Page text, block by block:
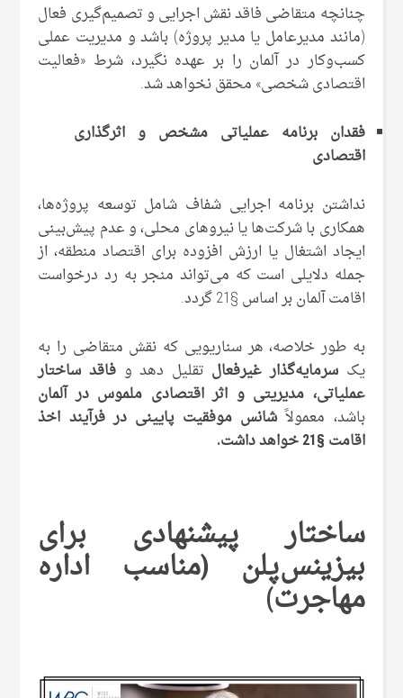
چنانچه متقاضی فاقد نقش اجرایی و تصمیم‌گیری فعال
(مانند مدیرعامل یا مدیر پروژه) باشد و مدیریت عملی
کسب‌وکار در آلمان را بر عهده نگیرد، شرط «فعالیت
اقتصادی شخصی» محقق نخواهد شد.
فقدان برنامه عملیاتی مشخص و اثرگذاری
اقتصادی
نداشتن برنامه اجرایی شفاف شامل توسعه پروژه‌ها،
همکاری با شرکت‌ها یا نیروهای محلی، و عدم پیش‌بینی
ایجاد اشتغال یا ارزش افزوده برای اقتصاد منطقه، از
جمله دلایلی است که می‌تواند منجر به رد درخواست
اقامت آلمان بر اساس §21 گردد.
به ‌طور خلاصه، هر سناریویی که نقش متقاضی را به
یک سرمایه‌گذار غیر‌فعال تقلیل دهد و فاقد ساختار
عملیاتی، مدیریتی و اثر اقتصادی ملموس در آلمان
باشد، معمولاً شانس موفقیت پایینی در فرآیند اخذ
اقامت §21
خواهد داشت.
ساختار پیشنهادی برای
بیزینس‌پلن (مناسب اداره
مهاجرت)